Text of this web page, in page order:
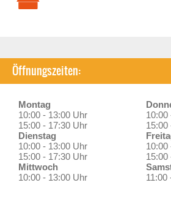
Öffnungszeiten:
Montag
10:00 - 13:00 Uhr
15:00 - 17:30 Uhr
Dienstag
10:00 - 13:00 Uhr
15:00 - 17:30 Uhr
Mittwoch
10:00 - 13:00 Uhr
10:00
15:00
10:00
15:00
11:00